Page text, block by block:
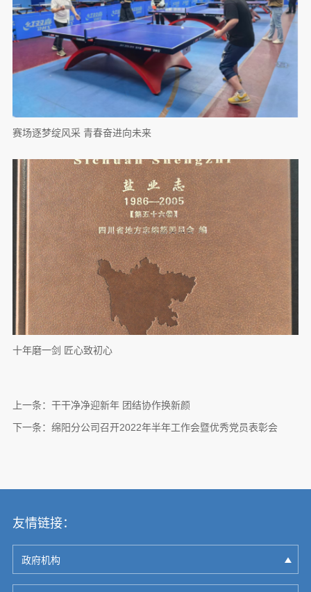
赛场逐梦绽风采 青春奋进向未来
十年磨一剑 匠心致初心
上一条： 干干净净迎新年 团结协作换新颜
下一条： 绵阳分公司召开2022年半年工作会暨优秀党员表彰会
友情链接：
政府机构